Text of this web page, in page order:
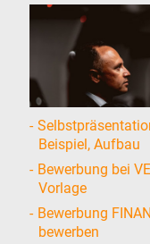
Beispiel, Aufbau
Bewerbung bei
Vorlage
Bewerbung
bewerben